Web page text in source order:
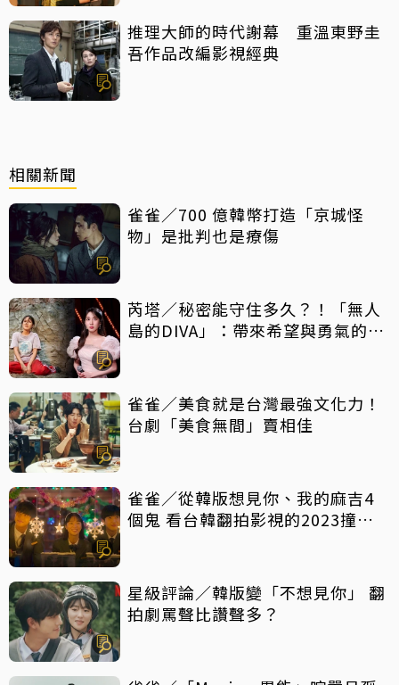
推理大師的時代謝幕 重溫東野圭
吾作品改編影視經典
相關新聞
雀雀／700 億韓幣打造「京城怪
物」是批判也是療傷
芮塔／秘密能守住多久？！「無人
島的DIVA」：帶來希望與勇氣的反
雀雀／美食就是台灣最強文化力！
台劇「美食無間」賣相佳
雀雀／從韓版想見你、我的麻吉4
個鬼 看台韓翻拍影視的2023撞擊
星級評論／韓版變「不想見你」 翻
拍劇罵聲比讚聲多？